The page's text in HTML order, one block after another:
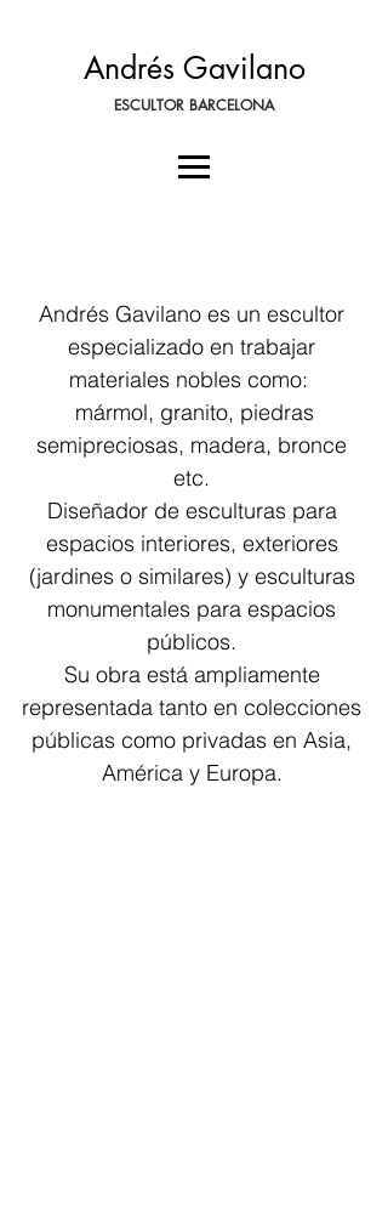
Andrés Gavilano
ESCULTOR BARCELONA
Andrés Gavilano es un escultor
especializado en trabajar
materiales nobles como:
mármol, granito, piedras
semipreciosas, madera, bronce
etc.
Diseñador de esculturas para
espacios interiores, exteriores
(jardines o similares) y esculturas
monumentales para espacios
públicos.
Su obra está ampliamente
representada tanto en colecciones
públicas como privadas en Asia,
América y Europa.